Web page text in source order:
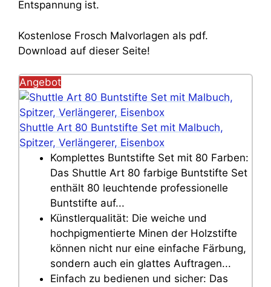
Entspannung ist.
Kostenlose Frosch Malvorlagen als pdf.
Download auf dieser Seite!
Angebot
Shuttle Art 80 Buntstifte Set mit Malbuch,
Spitzer, Verlängerer, Eisenbox
Komplettes Buntstifte Set mit 80 Farben:
Das Shuttle Art 80 farbige Buntstifte Set
enthält 80 leuchtende professionelle
Buntstifte auf...
Künstlerqualität: Die weiche und
hochpigmentierte Minen der Holzstifte
können nicht nur eine einfache Färbung,
sondern auch ein glattes Auftragen...
Einfach zu bedienen und sicher: Das